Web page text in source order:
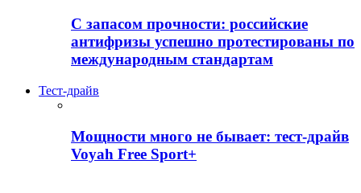
С запасом прочности: российские
антифризы успешно протестированы по
международным стандартам
Тест-драйв
Мощности много не бывает: тест-драйв
Voyah Free Sport+